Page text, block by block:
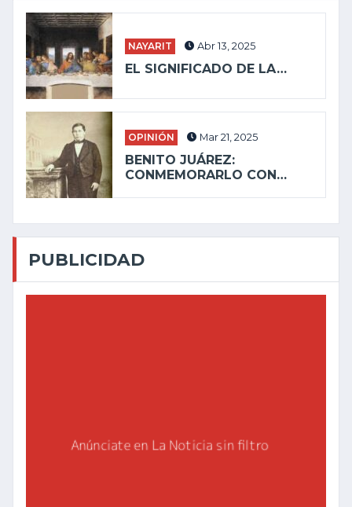
NAYARIT Abr 13, 2025
EL SIGNIFICADO DE LA…
OPINIÓN Mar 21, 2025
BENITO JUÁREZ:
CONMEMORARLO CON…
PUBLICIDAD